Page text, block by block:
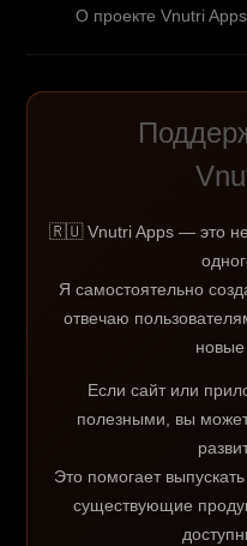
О проекте Vnutri Apps
🇷🇺 Vnutri Apps — это
Я самостоятельно
отвечаю
Если сайт или
полезными, вы
Это помогает
существующие